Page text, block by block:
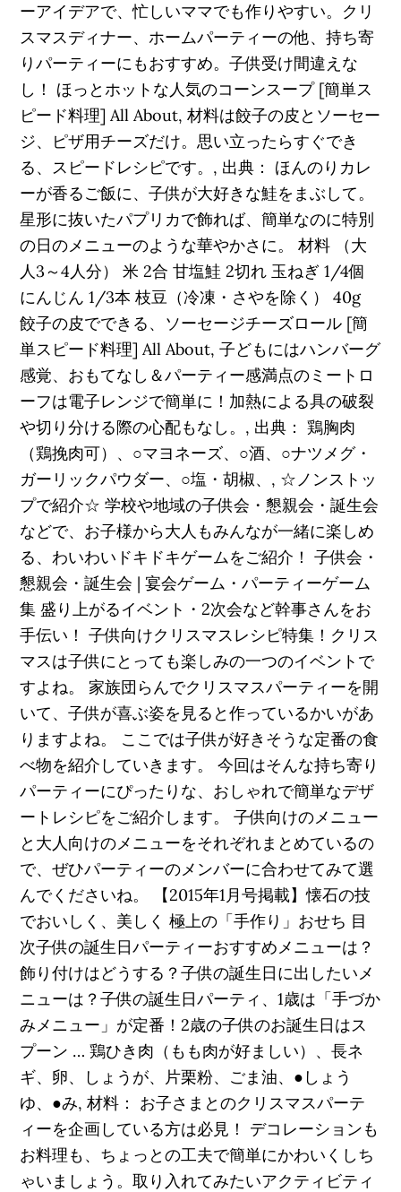
ーアイデアで、忙しいママでも作りやすい。クリ
スマスディナー、ホームパーティーの他、持ち寄
りパーティーにもおすすめ。子供受け間違えな
し！ ほっとホットな人気のコーンスープ [簡単ス
ピード料理] All About, 材料は餃子の皮とソーセー
ジ、ピザ用チーズだけ。思い立ったらすぐでき
る、スピードレシピです。, 出典： ほんのりカレ
ーが香るご飯に、子供が大好きな鮭をまぶして。
星形に抜いたパプリカで飾れば、簡単なのに特別
の日のメニューのような華やかさに。 材料 （大
人3～4人分） 米 2合 甘塩鮭 2切れ 玉ねぎ 1/4個
にんじん 1/3本 枝豆（冷凍・さやを除く） 40g
餃子の皮でできる、ソーセージチーズロール [簡
単スピード料理] All About, 子どもにはハンバーグ
感覚、おもてなし＆パーティー感満点のミートロ
ーフは電子レンジで簡単に！加熱による具の破裂
や切り分ける際の心配もなし。, 出典： 鶏胸肉
（鶏挽肉可）、○マヨネーズ、○酒、○ナツメグ・
ガーリックパウダー、○塩・胡椒、, ☆ノンストッ
プで紹介☆ 学校や地域の子供会・懇親会・誕生会
などで、お子様から大人もみんなが一緒に楽しめ
る、わいわいドキドキゲームをご紹介！ 子供会・
懇親会・誕生会 | 宴会ゲーム・パーティーゲーム
集 盛り上がるイベント・2次会など幹事さんをお
手伝い！ 子供向けクリスマスレシピ特集！クリス
マスは子供にとっても楽しみの一つのイベントで
すよね。 家族団らんでクリスマスパーティーを開
いて、子供が喜ぶ姿を見ると作っているかいがあ
りますよね。 ここでは子供が好きそうな定番の食
べ物を紹介していきます。 今回はそんな持ち寄り
パーティーにぴったりな、おしゃれで簡単なデザ
ートレシピをご紹介します。 子供向けのメニュー
と大人向けのメニューをそれぞれまとめているの
で、ぜひパーティーのメンバーに合わせてみて選
んでくださいね。 【2015年1月号掲載】懐石の技
でおいしく、美しく 極上の「手作り」おせち 目
次子供の誕生日パーティーおすすめメニューは？
飾り付けはどうする？子供の誕生日に出したいメ
ニューは？子供の誕生日パーティ、1歳は「手づか
みメニュー」が定番！2歳の子供のお誕生日はス
プーン … 鶏ひき肉（もも肉が好ましい）、長ネ
ギ、卵、しょうが、片栗粉、ごま油、●しょう
ゆ、●み, 材料： お子さまとのクリスマスパーテ
ィーを企画している方は必見！ デコレーションも
お料理も、ちょっとの工夫で簡単にかわいくしち
ゃいましょう。取り入れてみたいアクティビティ